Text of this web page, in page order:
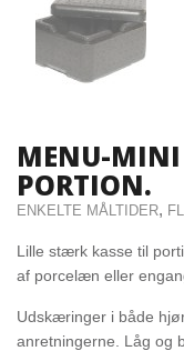
MENU-MINI
PORTION.
ENKELTE MÅLTIDER,
Lille stærk kasse til
af porcelæn eller
Udskæringer i både
anretningerne. Låg og